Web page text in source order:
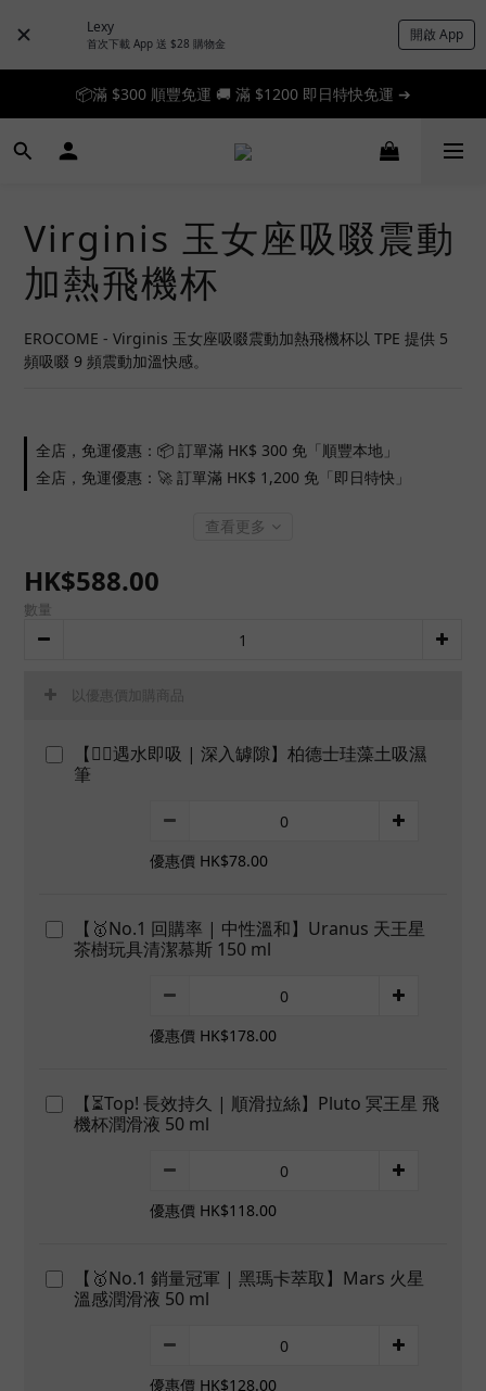
Lexy
首次下載 App 送 $28 購物金 開啟 App
📦滿 $300 順豐免運 🚚 滿 $1200 即日特快免運 ➔
📦滿 $300 順豐免運 🚚 滿 $1200 即日特快免運 ➔
🎉 新人首單享 88 折，快來領券加入！➔
📦滿 $300 順豐免運 🚚 滿 $1200 即日特快免運 ➔
Virginis 玉女座吸啜震動
加熱飛機杯
EROCOME - Virginis 玉女座吸啜震動加熱飛機杯以 TPE 提供 5
頻吸啜 9 頻震動加溫快感。
全店，免運優惠：📦 訂單滿 HK$ 300 免「順豐本地」
全店，免運優惠：🚀 訂單滿 HK$ 1,200 免「即日特快」
查看更多
HK$588.00
數量
以優惠價加購商品
【👍🏻遇水即吸 | 深入罅隙】柏德士珪藻土吸濕
筆
優惠價 HK$78.00
【🥇No.1 回購率 | 中性溫和】Uranus 天王星
茶樹玩具清潔慕斯 150 ml
優惠價 HK$178.00
【⏳Top! 長效持久 | 順滑拉絲】Pluto 冥王星 飛
機杯潤滑液 50 ml
優惠價 HK$118.00
【🥇No.1 銷量冠軍 | 黑瑪卡萃取】Mars 火星
溫感潤滑液 50 ml
優惠價 HK$128.00